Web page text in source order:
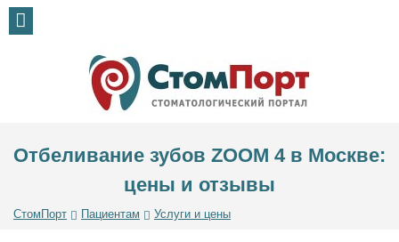
Отбеливание зубов ZOOM 4 в Москве:
цены и отзывы
СтомПорт Пациентам Услуги и цены